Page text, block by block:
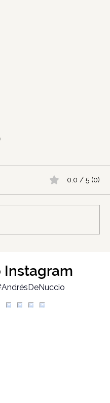
Instagram
0.0 / 5 (0)